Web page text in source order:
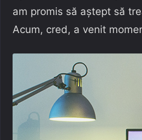
am promis să aștept să
Acum, cred, a venit